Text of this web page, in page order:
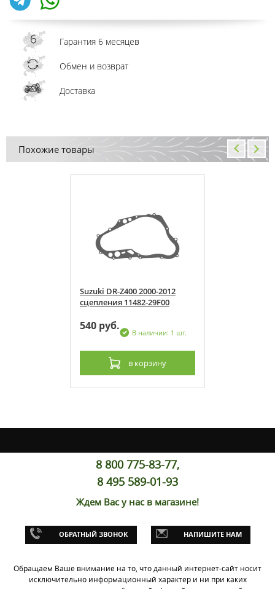
Гарантия 6 месяцев
Обмен и возврат
Доставка
Похожие товары
Suzuki DR-Z400 2000-2012
сцепления 11482-29F00
540 руб.
В наличии: 1 шт.
в корзину
1 шт.
8 800 775-83-77,
8 495 589-01-93
Ждем Вас у нас в магазине!
ОБРАТНЫЙ ЗВОНОК НАПИШИТЕ НАМ
Обращаем Ваше внимание на то, что данный интернет-сайт носит
исключительно информационный характер и ни при каких